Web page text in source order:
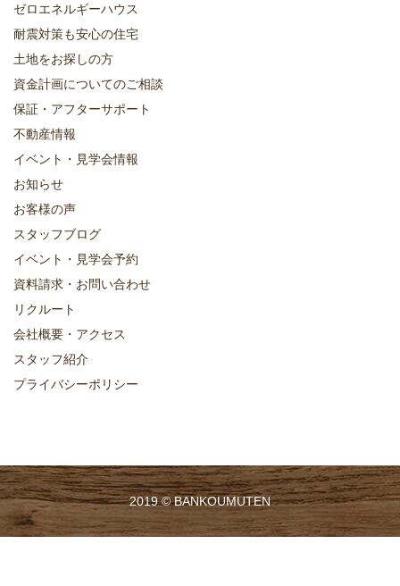
ゼロエネルギーハウス
耐震対策も安心の住宅
土地をお探しの方
資金計画についてのご相談
保証・アフターサポート
不動産情報
イベント・見学会情報
お知らせ
お客様の声
スタッフブログ
イベント・見学会予約
資料請求・お問い合わせ
リクルート
会社概要・アクセス
スタッフ紹介
プライバシーポリシー
2019 ©BANKOUMUTEN